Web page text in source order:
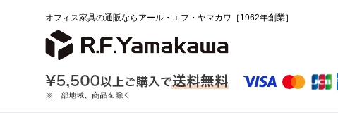
オフィス家具の通販ならアール・エフ・ヤマカワ［1962年創業］